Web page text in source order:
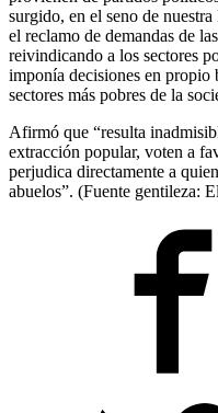
surgido, en el seno de
el reclamo de demandas de
reivindicando a los sectores
imponía decisiones en
sectores más pobres de la
Afirmó que “resulta
extracción popular, voten a
perjudica directamente a
abuelos”. (Fuente gentileza: